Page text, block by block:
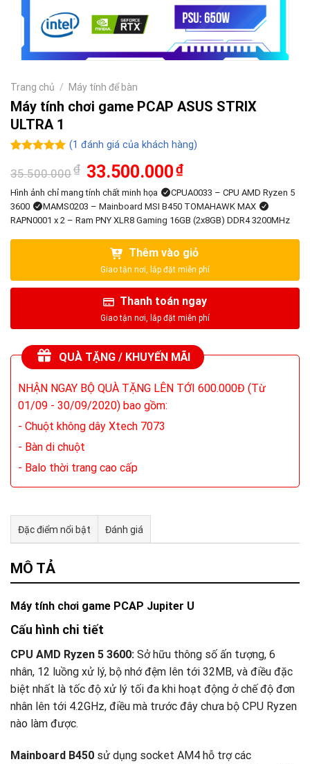
Trang chủ / Máy tính để bàn
Máy tính chơi game PCAP ASUS STRIX
ULTRA 1
dựa trên
(1 đánh giá của khách hàng)
35.500.000₫ Giá
gốc
là:
35.500.000₫.
33.500.000₫Giá
tại
là:
33.500.000₫.
Hình ảnh chỉ mang tính chất minh họa
CPUA0033 – CPU AMD Ryzen 5
3600
MAMS0203 – Mainboard MSI B450 TOMAHAWK MAX
RAPN0001 x 2 – Ram PNY XLR8 Gaming 16GB (2x8GB) DDR4 3200MHz
Thêm vào giỏ
Thanh toán ngay
QUÀ TẶNG / KHUYẾN MÃI
NHẬN NGAY BỘ QUÀ TẶNG LÊN TỚI 600.000Đ (Từ
01/09 - 30/09/2020) bao gồm:
- Chuột không dây Xtech 7073
- Bàn di chuột
- Balo thời trang cao cấp
Đặc điểm nổi bật Đánh giá
Tư vấn & bán hàng qua Facebook
MÔ TẢ
Máy tính chơi game PCAP Jupiter U
Cấu hình chi tiết
CPU AMD Ryzen 5 3600: Sở hữu thông số ấn tượng, 6
nhân, 12 luồng xử lý, bộ nhớ đệm lên tới 32MB, và điều đặc
biệt nhất là tốc độ xử lý tối đa khi hoạt động ở chế độ đơn
nhân lên tới 4.2GHz, điều mà trước đây chưa bộ CPU Ryzen
nào làm được.
Mainboard B450 sử dụng socket AM4 hỗ trợ các